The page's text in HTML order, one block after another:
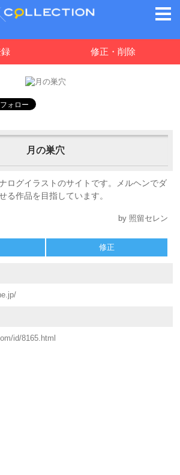
修正・削除
月の巣穴
ログイラストのサイトです。メルヘンでダ
る作品を目指しています。
by 照留セレン
修正
id/8165.html